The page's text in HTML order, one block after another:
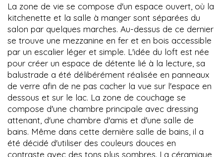
La zone de vie se compose d'un espace ouvert, où la
kitchenette et la salle à manger sont séparées du
salon par quelques marches. Au-dessus de ce dernier
se trouve une mezzanine en fer et en bois accessible
par un escalier léger et simple. L'idée du loft est née
pour créer un espace de détente lié à la lecture, sa
balustrade a été délibérément réalisée en panneaux
de verre afin de ne pas cacher la vue sur l'espace en
dessous et sur le lac. La zone de couchage se
compose d'une chambre principale avec dressing
attenant, d'une chambre d'amis et d'une salle de
bains. Même dans cette dernière salle de bains, il a
été décidé d'utiliser des couleurs douces en
contraste avec des tons plus sombres. La céramique